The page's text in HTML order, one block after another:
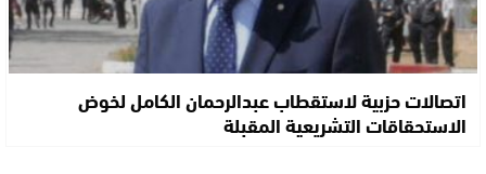
اتصالات حزبية لاستقطاب عبدالرحمان الكامل لخوض
الاستحقاقات التشريعية المقبلة